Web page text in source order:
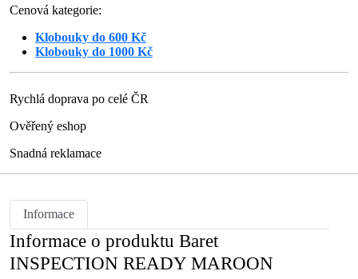
Cenová kategorie:
Klobouky do 600 Kč
Klobouky do 1000 Kč
Rychlá doprava po celé ČR
Ověřený eshop
Snadná reklamace
Informace
Informace o produktu Baret
INSPECTION READY MAROON